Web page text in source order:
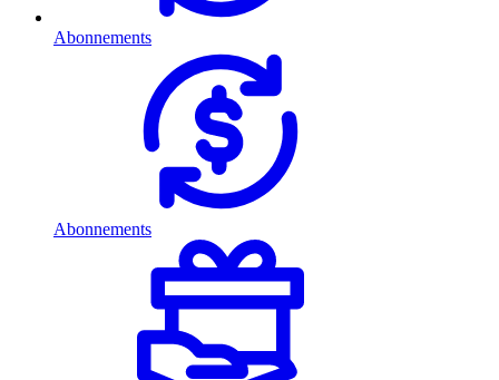
Abonnements
Abonnements